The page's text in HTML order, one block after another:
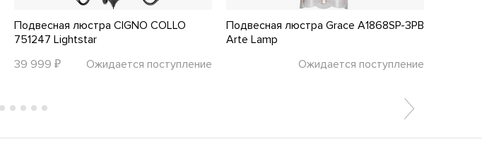
Подвесная люстра CIGNO COLLO
751247 Lightstar
39 999 ₽
Ожидается поступление
Подвесная люстра Grace A1868SP-3PB
Arte Lamp
Ожидается поступление